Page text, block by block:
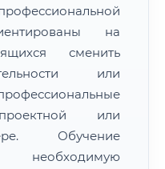
рабочих дней
ФИС ФРДО
и просмотра
на
сменить
или
или
Обучение